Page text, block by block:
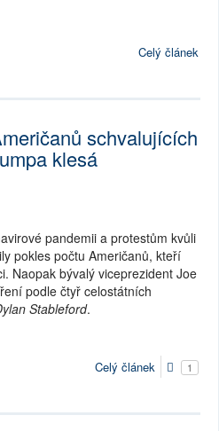
Celý článek
schvalujících
klesá
pandemii a protestům kvůli
pokles počtu Američanů, kteří
Naopak bývalý viceprezident Joe
podle čtyř celostátních
Stableford.
Celý článek 1